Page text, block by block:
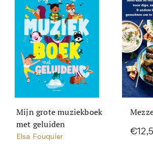
Mijn grote muziekboek
met geluiden
Elsa Fouquier